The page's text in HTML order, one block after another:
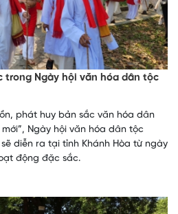
trong Ngày hội văn hóa dân tộc
phát huy bản sắc văn hóa dân
Ngày hội văn hóa dân tộc
diễn ra tại tỉnh Khánh Hòa từ ngày
động đặc sắc.